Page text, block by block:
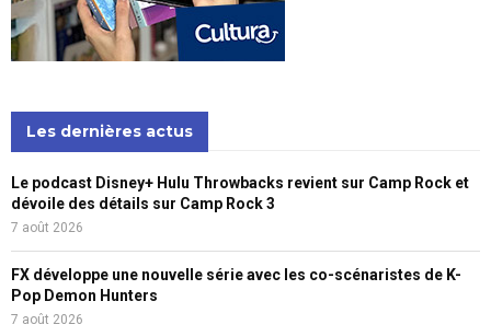
Les dernières actus
Le podcast Disney+ Hulu Throwbacks revient sur Camp Rock et
dévoile des détails sur Camp Rock 3
7 août 2026
FX développe une nouvelle série avec les co-scénaristes de K-
Pop Demon Hunters
7 août 2026